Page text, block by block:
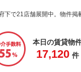
下で21店舗展開中。物件掲
本日の賃貸物
17,120 件